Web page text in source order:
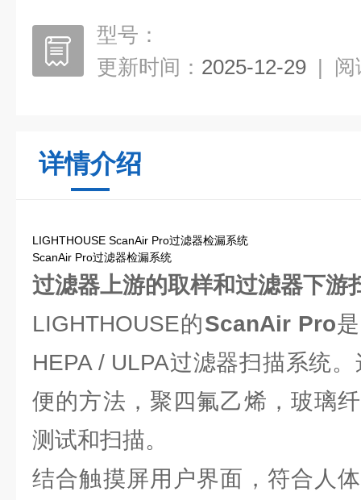
型号：
更新时间： 2025-12-29 | 阅
详情介绍
LIGHTHOUSE ScanAir Pro过滤器检漏系统
ScanAir Pro过滤器检漏系统
过滤器上游的取样和过滤器下游
LIGHTHOUSE的ScanAir Pro
HEPA / ULPA过滤器扫描系统
便的方法，聚四氟乙烯，玻璃
测试和扫描。
结合触摸屏用户界面，符合人